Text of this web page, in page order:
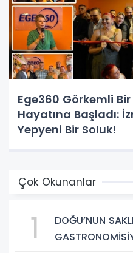
Ege360 Görkemli Bir
Hayatına Başladı:
Yepyeni Bir Soluk!
Çok Okunanlar
1
DOĞU’NUN